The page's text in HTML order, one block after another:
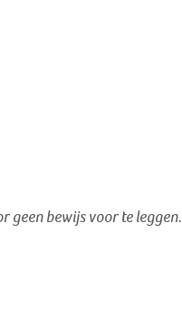
geen bewijs voor te leggen.